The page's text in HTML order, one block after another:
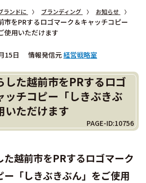
ランドに ブランディング お知らせ
市をPRするロゴマーク＆キャッチコピー
使用いただけます
15日 情報発信元経営戦略室
した越前市をPRするロゴ
ッチコピー「しきぶきぶ
いただけます
PAGE-ID:10756
た越前市をPRするロゴマーク
ー「しきぶきぶん」をご使用